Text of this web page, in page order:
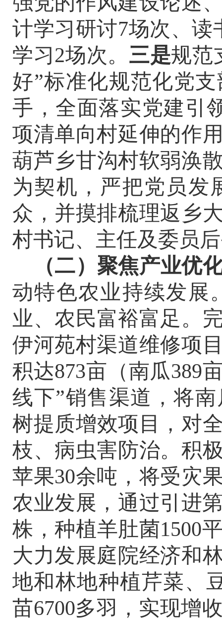
计学习研讨7场次、读
学习2场次。 三是规范
好”标准化规范化党
手，全面落实党建引
项清单向村延伸的作
葫芦乡甘沟村软弱涣
为契机，严把党员发
众，并摸排梳理返乡
村书记、主任及委员
（二） 聚焦产业优
动特色农业持续发展
业、农民富裕富足 。
伊河苑村渠道维修项
积达873亩（南瓜389
线下”销售渠道，将
树提质增效项目，对
枝、病虫害防治。积
苹果30余吨，将受灾
农业发展，通过引进
株，种植羊肚菌1500
大力发展庭院经济和
地和林地种植芹菜、
苗6700多羽，实现增